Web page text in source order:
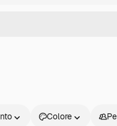
Colore